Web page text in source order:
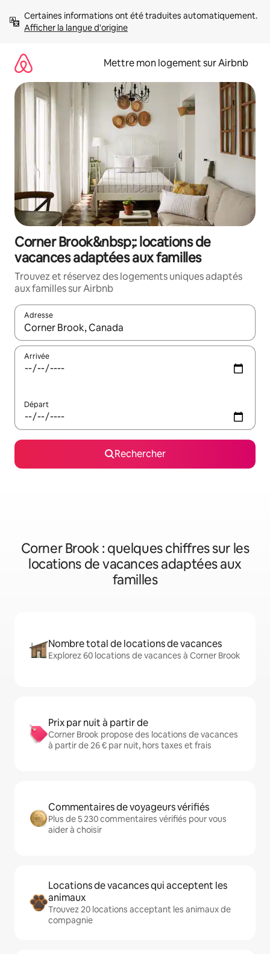
directement
Afficher la langue d'origine
Mettre mon logement sur Airbnb
Corner Brook&nbsp;: locations de
vacances adaptées aux familles
Trouvez et réservez des logements uniques adaptés
aux familles sur Airbnb
Adresse
Lorsque les résultats s'affichent, utilisez les flèches vers le
Arrivée
Départ
Rechercher
Corner Brook : quelques chiffres sur les
locations de vacances adaptées aux
familles
Nombre total de locations de vacances
Explorez 60 locations de vacances à Corner Brook
Prix par nuit à partir de
Corner Brook propose des locations de vacances
à partir de 26 € par nuit, hors taxes et frais
Commentaires de voyageurs vérifiés
Plus de 5 230 commentaires vérifiés pour vous
aider à choisir
Locations de vacances qui acceptent les
animaux
Trouvez 20 locations acceptant les animaux de
compagnie